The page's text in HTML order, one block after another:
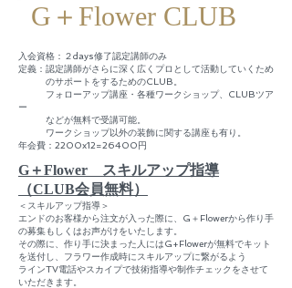
​G＋Flower CLUB
​入会資格：２days修了認定講師のみ
定義：認定講師がさらに深く広くプロとして活動していくため
​ のサポートをするためのCLUB。
フォローアップ講座・各種ワークショップ、CLUBツア
ー
などが無料で受講可能。
​ ワークショップ以外の装飾に関する講座も有り。
​年会費：2200x12=26400円
​G＋Flower スキルアップ指導
（CLUB会員無料）
​＜スキルアップ指導＞
エンドのお客様から注文が入った際に、G＋Flowerから作り手
の募集もしくはお声がけをいたします。
その際に、作り手に決まった人にはG+Flowerが無料でキット
を送付し、フラワー作成時にスキルアップに繋がるよう
ラインTV電話やスカイプで技術指導や制作チェックをさせて
いただきます。​